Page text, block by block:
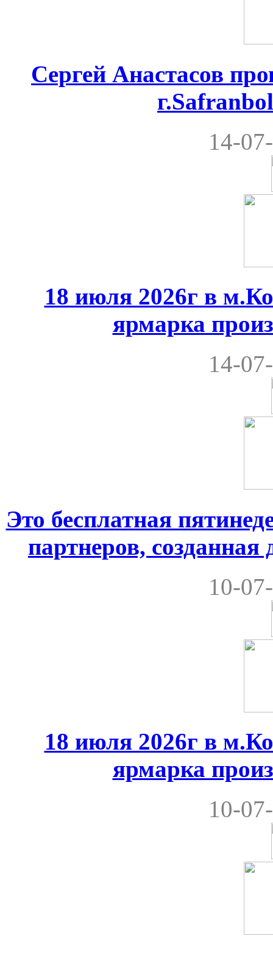
Сергей Анастасов
14-
18 июля 2026г в
ярмарка
14-
Это бесплатная
партнеров,
10-
18 июля 2026г в
ярмарка
10-